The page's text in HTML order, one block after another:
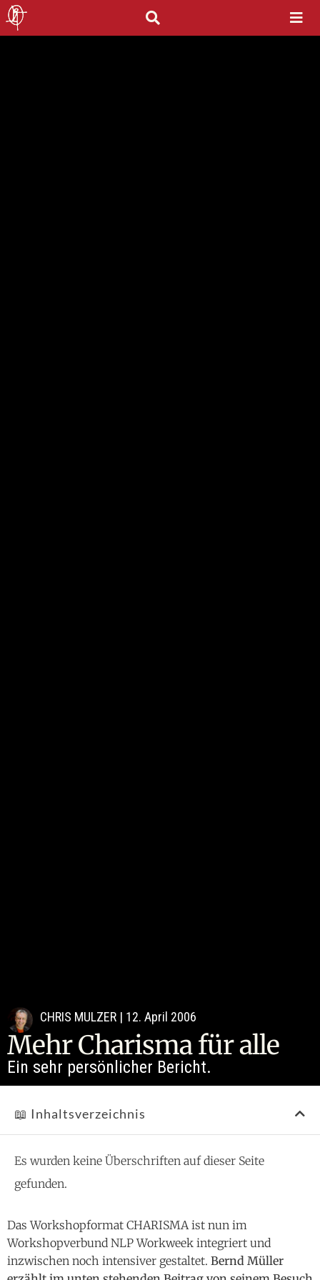
CHRIS MULZER | 12. April 2006
Mehr Charisma für alle
Ein sehr persönlicher Bericht.
Das Workshopformat CHARISMA ist nun im
Workshopverbund NLP Workweek integriert und
inzwischen noch intensiver gestaltet. Bernd Müller
📖 Inhaltsverzeichnis
Es wurden keine Überschriften auf dieser Seite
gefunden.